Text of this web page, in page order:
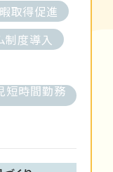
取得促進
制度導入
短時間勤務